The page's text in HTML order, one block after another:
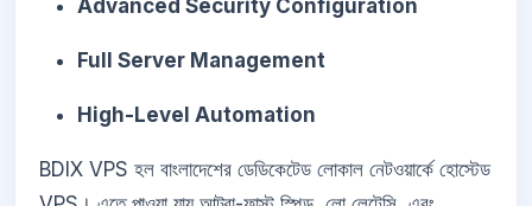
Advanced Security Configuration
Full Server Management
High-Level Automation
BDIX VPS হল বাংলাদেশের ডেডিকেটেড লোকাল নেটওয়ার্কে হোস্টেড